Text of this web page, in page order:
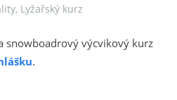
, Lyžařský kurz
snowboadrový výcvikový kurz
.